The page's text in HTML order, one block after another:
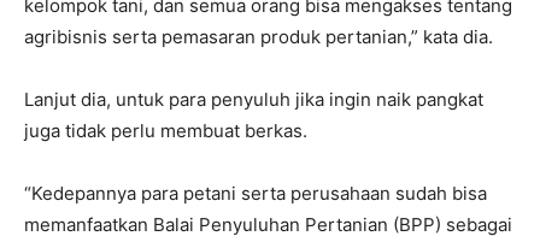
kelompok tani, dan semua orang bisa mengakses tentang
agribisnis serta pemasaran produk pertanian,” kata dia.
Lanjut dia, untuk para penyuluh jika ingin naik pangkat
juga tidak perlu membuat berkas.
“Kedepannya para petani serta perusahaan sudah bisa
memanfaatkan Balai Penyuluhan Pertanian (BPP) sebagai